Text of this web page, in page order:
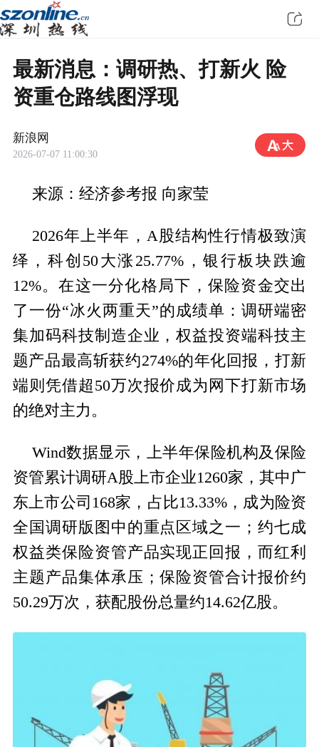
最新消息：调研热、打新火 险
资重仓路线图浮现
新浪网
2026-07-07 11:00:30
来源：经济参考报 向家莹
2026年上半年，A股结构性行情极致演
绎，科创50大涨25.77%，银行板块跌逾
12%。在这一分化格局下，保险资金交出
了一份“冰火两重天”的成绩单：调研端密
集加码科技制造企业，权益投资端科技主
题产品最高斩获约274%的年化回报，打新
端则凭借超50万次报价成为网下打新市场
的绝对主力。
Wind数据显示，上半年保险机构及保险
资管累计调研A股上市企业1260家，其中广
东上市公司168家，占比13.33%，成为险资
全国调研版图中的重点区域之一；约七成
权益类保险资管产品实现正回报，而红利
主题产品集体承压；保险资管合计报价约
50.29万次，获配股份总量约14.62亿股。